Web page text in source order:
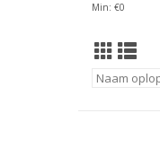
Min: €0